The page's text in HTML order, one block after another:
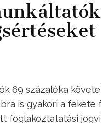
69 százaléka
is gyakori a fekete
foglakoztatatási